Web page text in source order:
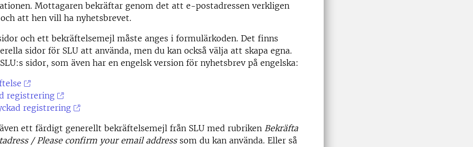
Mottagaren bekräftar genom det att e-postadressen verkligen
att hen vill ha nyhetsbrevet.
och ett bekräftelsemejl måste anges i formulärkoden. Det finns
sidor för SLU att använda, men du kan också välja att skapa egna.
sidor, som även har en engelsk version för nyhetsbrev på engelska:
registrering
registrering
ett färdigt generellt bekräftelsemejl från SLU med rubriken Bekräfta
/ Please confirm your email addresssom du kan använda. Eller så